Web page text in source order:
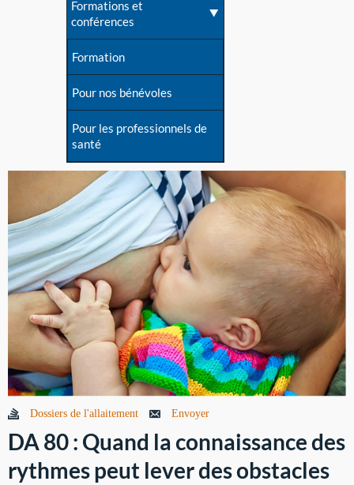
Formations et
conférences
Formation
Pour nos bénévoles
Pour les professionnels de
santé
Dossiers de l'allaitement Envoyer
DA 80 : Quand la connaissance des
rythmes peut lever des obstacles